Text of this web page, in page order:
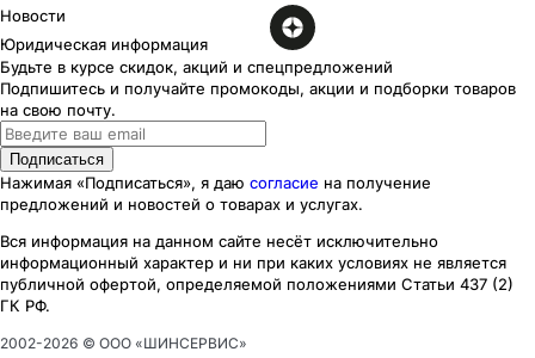
Новости
Юридическая информация
Будьте в курсе скидок, акций и спецпредложений
Подпишитесь и получайте промокоды, акции и подборки товаров
на свою почту.
Подписаться
Нажимая «Подписаться», я даю согласие на получение
предложений и новостей о товарах и услугах.
Вся информация на данном сайте несёт исключительно
информационный характер и ни при каких условиях не является
публичной офертой, определяемой положениями Статьи 437 (2)
ГК РФ.
2002-2026 © ООО «ШИНСЕРВИС»